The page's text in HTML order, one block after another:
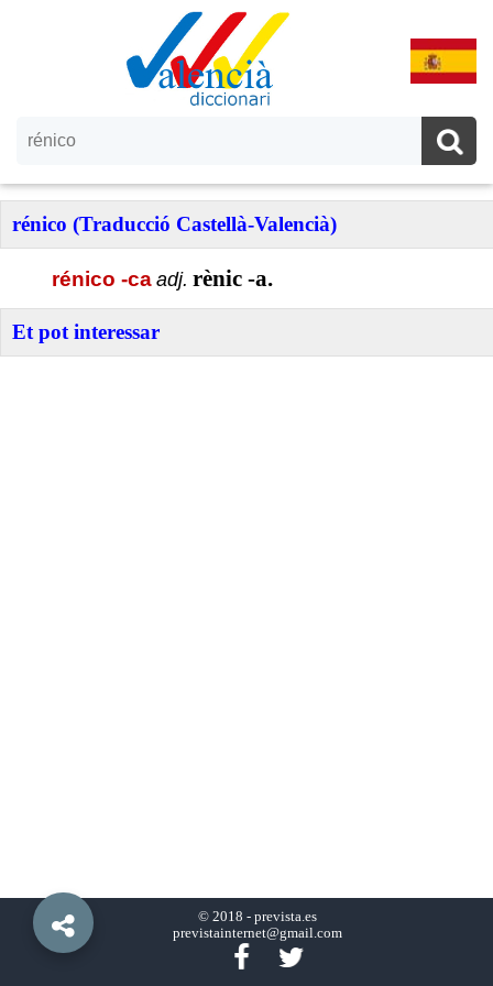
rénico (Traducció Castellà-Valencià)
rénico -ca adj. rènic -a.
Et pot interessar
© 2018 - prevista.es
previstainternet@gmail.com